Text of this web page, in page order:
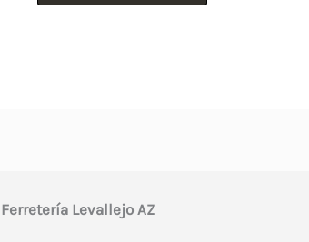
Ferretería Levallejo AZ